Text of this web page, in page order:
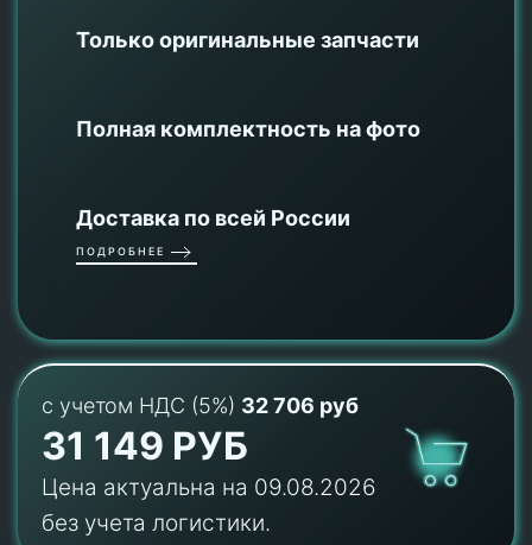
Только оригинальные запчасти
Полная комплектность на фото
Доставка по всей России
ПОДРОБНЕЕ
с учетом НДС (5%) 32 706 руб
31 149 РУБ
Цена актуальна на 09.08.2026
без учета логистики.